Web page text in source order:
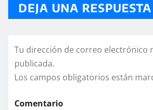
DEJA UNA RESPUESTA
Tu dirección de correo electrónico
publicada.
Los campos obligatorios están
Comentario